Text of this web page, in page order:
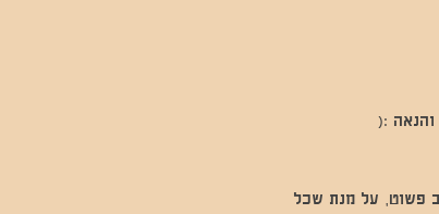
:(
פשוט, על מנת שכל